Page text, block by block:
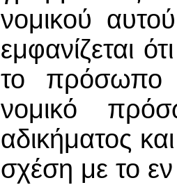
νομικού
εμφανίζεται
το πρόσωπο
νομικό
αδικήματος
σχέση με το